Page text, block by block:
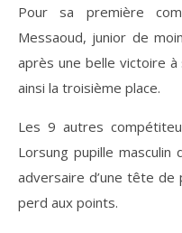
Pour sa première
Messaoud, junior de
après une belle victoire
ainsi la troisième place.
Les 9 autres
Lorsung pupille
adversaire d’une tête
perd aux points.